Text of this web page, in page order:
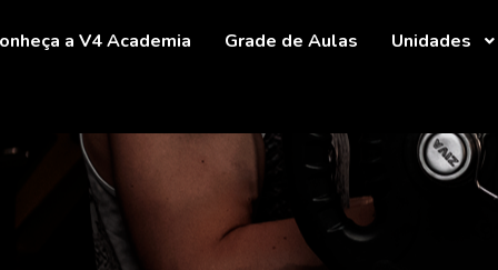
a V4 Academia Grade de Aulas Unidades